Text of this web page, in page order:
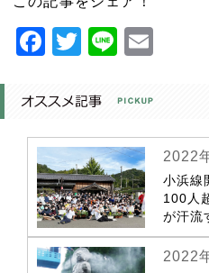
Facebook
Twitter
Line
2022
小浜線
100人
が汗流
2022